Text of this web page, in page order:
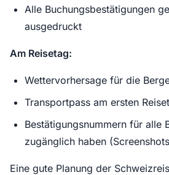
Alle Buchungsbestätigungen
ausgedruckt
Am Reisetag:
Wettervorhersage für die
Transportpass am ersten
Bestätigungsnummern für alle
zugänglich haben
Eine gute Planung der